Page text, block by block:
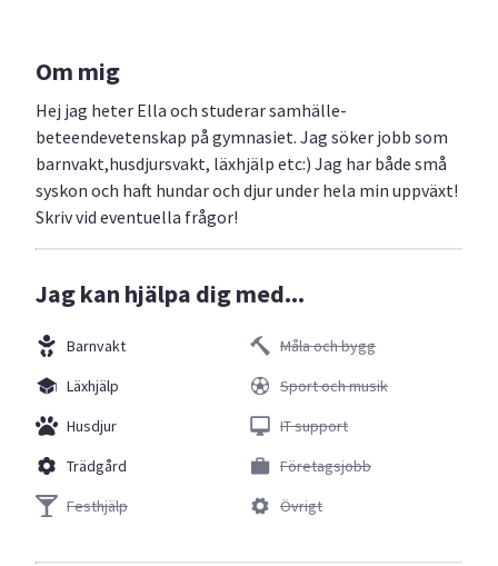
Om mig
Hej jag heter Ella och studerar samhälle-
beteendevetenskap på gymnasiet. Jag söker jobb som
barnvakt,husdjursvakt, läxhjälp etc:) Jag har både små
syskon och haft hundar och djur under hela min uppväxt!
Skriv vid eventuella frågor!
Jag kan hjälpa dig med...
Barnvakt
Läxhjälp
Husdjur
Trädgård
Festhjälp
Måla och bygg
Sport och musik
IT support
Företagsjobb
Övrigt